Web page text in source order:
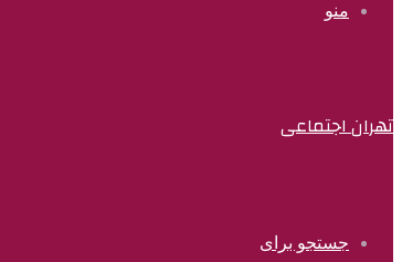
منو
تهران اجتماعی
جستجو برای